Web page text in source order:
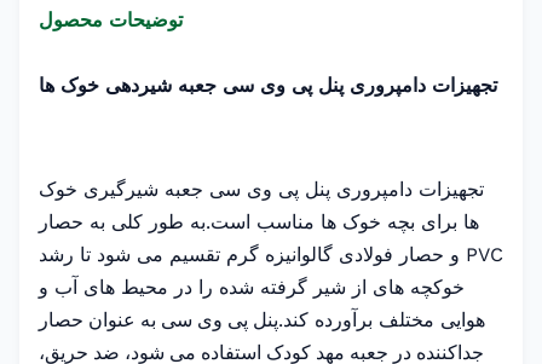
توضیحات محصول
تجهیزات دامپروری پنل پی وی سی جعبه شیردهی خوک ها
تجهیزات دامپروری پنل پی وی سی جعبه شیرگیری خوک
ها برای بچه خوک ها مناسب است.به طور کلی به حصار
PVC و حصار فولادی گالوانیزه گرم تقسیم می شود تا رشد
خوکچه های از شیر گرفته شده را در محیط های آب و
هوایی مختلف برآورده کند.پنل پی وی سی به عنوان حصار
جداکننده در جعبه مهد کودک استفاده می شود، ضد حریق،